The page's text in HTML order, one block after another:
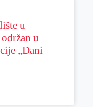
u
u
„Dani